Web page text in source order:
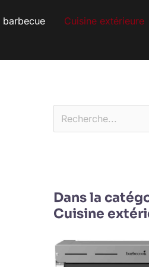
barbecue
Cuisine extérieure
Dans la
Cuisine